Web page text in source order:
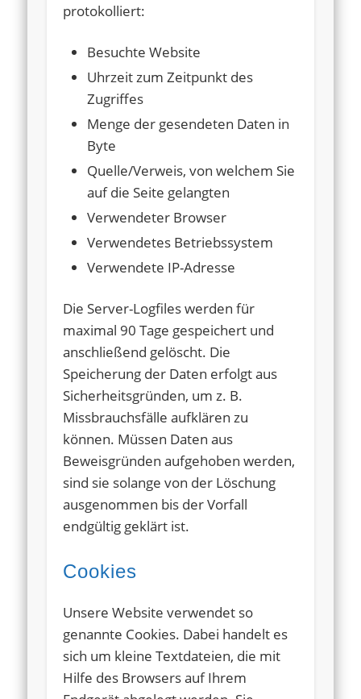
protokolliert:
Besuchte Website
Uhrzeit zum Zeitpunkt des
Zugriffes
Menge der gesendeten Daten in
Byte
Quelle/Verweis, von welchem Sie
auf die Seite gelangten
Verwendeter Browser
Verwendetes Betriebssystem
Verwendete IP-Adresse
Die Server-Logfiles werden für
maximal 90 Tage gespeichert und
anschließend gelöscht. Die
Speicherung der Daten erfolgt aus
Sicherheitsgründen, um z. B.
Missbrauchsfälle aufklären zu
können. Müssen Daten aus
Beweisgründen aufgehoben werden,
sind sie solange von der Löschung
ausgenommen bis der Vorfall
endgültig geklärt ist.
Cookies
Unsere Website verwendet so
genannte Cookies. Dabei handelt es
sich um kleine Textdateien, die mit
Hilfe des Browsers auf Ihrem